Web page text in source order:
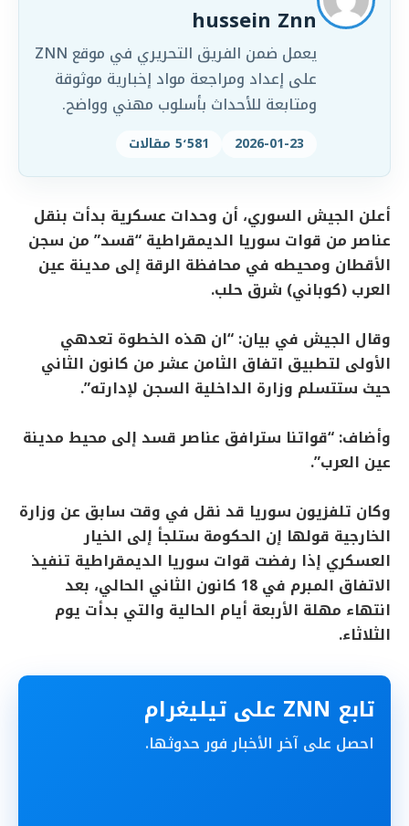
hussein Znn
يعمل ضمن الفريق التحريري في موقع ZNN
على إعداد ومراجعة مواد إخبارية موثوقة
ومتابعة للأحداث بأسلوب مهني وواضح.
2026-01-23 5٬581 مقالات
أعلن الجيش السوري، أن وحدات عسكرية بدأت بنقل
عناصر من قوات سوريا الديمقراطية “قسد” من سجن
الأقطان ومحيطه في محافظة الرقة إلى مدينة عين
العرب (كوباني) شرق حلب.
وقال الجيش في بيان: “ان هذه الخطوة تعدهي
الأولى لتطبيق اتفاق الثامن عشر من كانون الثاني
حيث ستتسلم وزارة الداخلية السجن لإدارته”.
وأضاف: “قواتنا سترافق عناصر قسد إلى محيط مدينة
عين العرب”.
وكان تلفزيون سوريا قد نقل في وقت سابق عن وزارة
الخارجية قولها إن الحكومة ستلجأ إلى الخيار
العسكري إذا رفضت قوات سوريا الديمقراطية تنفيذ
الاتفاق المبرم في 18 كانون الثاني الحالي، بعد
انتهاء مهلة الأربعة أيام الحالية والتي بدأت يوم
الثلاثاء.
تابع ZNN على تيليغرام
احصل على آخر الأخبار فور حدوثها.